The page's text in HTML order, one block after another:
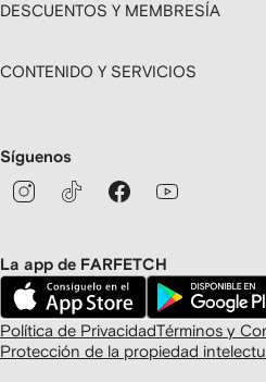
DESCUENTOS Y MEMBRESÍA
CONTENIDO Y SERVICIOS
Síguenos
La app de FARFETCH
Política de PrivacidadTérminos y
Protección de la propiedad